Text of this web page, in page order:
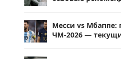
Месси vs Мбаппе:
ЧМ-2026 —